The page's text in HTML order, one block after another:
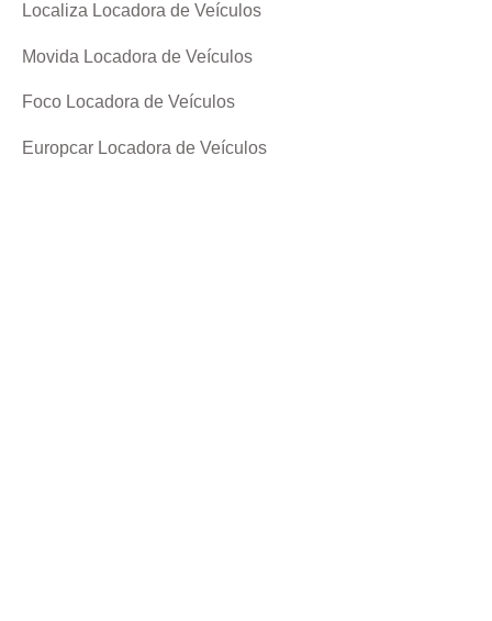
Localiza Locadora de Veículos
Movida Locadora de Veículos
Foco Locadora de Veículos
Europcar Locadora de Veículos